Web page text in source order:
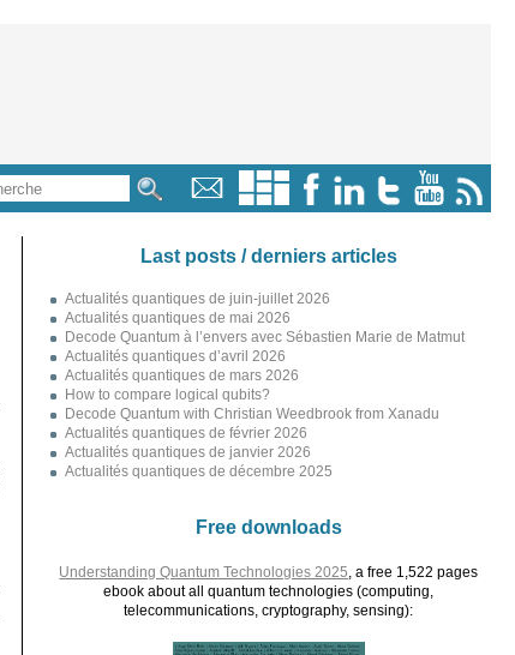
Last posts / derniers articles
Actualités quantiques de juin-juillet 2026
Actualités quantiques de mai 2026
Decode Quantum à l’envers avec Sébastien Marie de Matmut
Actualités quantiques d’avril 2026
Actualités quantiques de mars 2026
How to compare logical qubits?
Decode Quantum with Christian Weedbrook from Xanadu
Actualités quantiques de février 2026
Actualités quantiques de janvier 2026
Actualités quantiques de décembre 2025
Free downloads
Understanding Quantum Technologies 2025 , a free 1,522 pages
ebook about all quantum technologies (computing,
telecommunications, cryptography, sensing):